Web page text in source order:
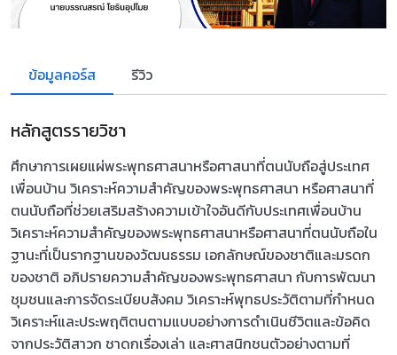
ข้อมูลคอร์ส รีวิว
หลักสูตรรายวิชา
ศึกษาการเผยแผ่พระพุทธศาสนาหรือศาสนาที่ตนนับถือสู่ประเทศ
เพื่อนบ้าน วิเคราะห์ความสำคัญของพระพุทธศาสนา หรือศาสนาที่
ตนนับถือที่ช่วยเสริมสร้างความเข้าใจอันดีกับประเทศเพื่อนบ้าน
วิเคราะห์ความสำคัญของพระพุทธศาสนาหรือศาสนาที่ตนนับถือใน
ฐานะที่เป็นรากฐานของวัฒนธรรม เอกลักษณ์ของชาติและมรดก
ของชาติ อภิปรายความสำคัญของพระพุทธศาสนา กับการพัฒนา
ชุมชนและการจัดระเบียบสังคม วิเคราะห์พุทธประวัติตามที่กำหนด
วิเคราะห์และประพฤติตนตามแบบอย่างการดำเนินชีวิตและข้อคิด
จากประวัติสาวก ชาดกเรื่องเล่า และศาสนิกชนตัวอย่างตามที่